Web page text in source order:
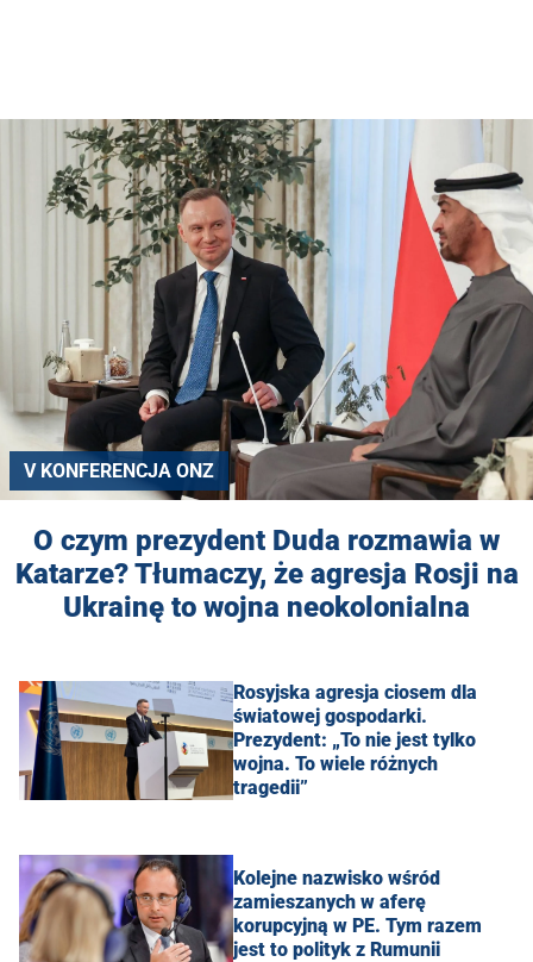
V KONFERENCJA ONZ
O czym prezydent Duda rozmawia w
Katarze? Tłumaczy, że agresja Rosji na
Ukrainę to wojna neokolonialna
Rosyjska agresja ciosem dla
światowej gospodarki.
Prezydent: „To nie jest tylko
wojna. To wiele różnych
tragedii”
Kolejne nazwisko wśród
zamieszanych w aferę
korupcyjną w PE. Tym razem
jest to polityk z Rumunii